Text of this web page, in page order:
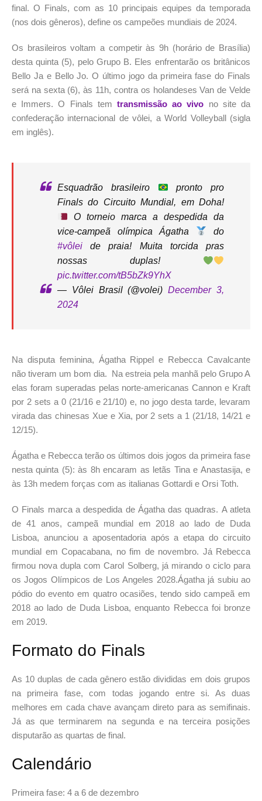
final. O Finals, com as 10 principais equipes da temporada
(nos dois gêneros), define os campeões mundiais de 2024.
Os brasileiros voltam a competir às 9h (horário de Brasília)
desta quinta (5), pelo Grupo B. Eles enfrentarão os britânicos
Bello Ja e Bello Jo. O último jogo da primeira fase do Finals
será na sexta (6), às 11h, contra os holandeses Van de Velde
e Immers. O Finals tem transmissão ao vivo no site da
confederação internacional de vôlei, a World Volleyball (sigla
em inglês).
Esquadrão brasileiro
pronto pro
Finals do Circuito Mundial, em Doha!
O torneio marca a despedida da
vice-campeã olímpica Ágatha
do
#vôlei de praia! Muita torcida pras
nossas duplas!
pic.twitter.com/tB5bZk9YhX
— Vôlei Brasil (@volei)December 3,
2024
Na disputa feminina, Ágatha Rippel e Rebecca Cavalcante
não tiveram um bom dia. Na estreia pela manhã pelo Grupo A
elas foram superadas pelas norte-americanas Cannon e Kraft
por 2 sets a 0 (21/16 e 21/10) e, no jogo desta tarde, levaram
virada das chinesas Xue e Xia, por 2 sets a 1 (21/18, 14/21 e
12/15).
Ágatha e Rebecca terão os últimos dois jogos da primeira fase
nesta quinta (5): às 8h encaram as letãs Tina e Anastasija, e
às 13h medem forças com as italianas Gottardi e Orsi Toth.
O Finals marca a despedida de Ágatha das quadras. A atleta
de 41 anos, campeã mundial em 2018 ao lado de Duda
Lisboa, anunciou a aposentadoria após a etapa do circuito
mundial em Copacabana, no fim de novembro. Já Rebecca
firmou nova dupla com Carol Solberg, já mirando o ciclo para
os Jogos Olímpicos de Los Angeles 2028.Ágatha já subiu ao
pódio do evento em quatro ocasiões, tendo sido campeã em
2018 ao lado de Duda Lisboa, enquanto Rebecca foi bronze
em 2019.
Formato do Finals
As 10 duplas de cada gênero estão divididas em dois grupos
na primeira fase, com todas jogando entre si. As duas
melhores em cada chave avançam direto para as semifinais.
Já as que terminarem na segunda e na terceira posições
disputarão as quartas de final.
Calendário
Primeira fase: 4 a 6 de dezembro